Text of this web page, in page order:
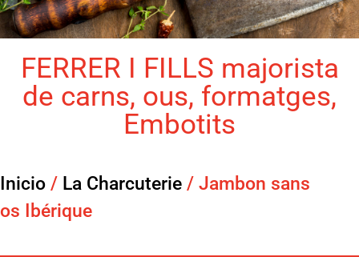
FERRER I FILLS majorista
de carns, ous, formatges,
Embotits
Inicio / La Charcuterie / Jambon sans
os Ibérique